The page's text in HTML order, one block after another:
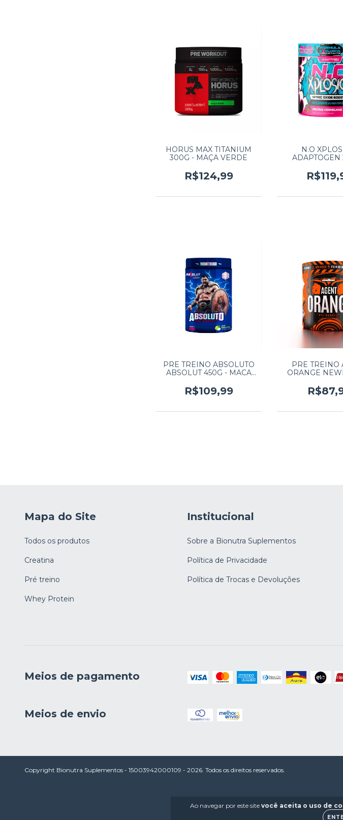
Ao navegar por este site você aceita o uso de
HORUS MAX TITANIUM
300G - MAÇA VERDE
R$124,99
N.O
ADAPTOGEN
PRE TREINO ABSOLUTO
ABSOLUT 450G - MACA
R$109,99
PRE TREINO
ORANGE
Mapa do Site
Todos os produtos
Creatina
Pré treino
Whey Protein
Institucional
Sobre a Bionutra Suplementos
Política de Privacidade
Política de Trocas e Devoluções
Meios de pagamento
Meios de envio
Copyright Bionutra Suplementos - 15003942000109 - 2026. Todos os direitos reservados.